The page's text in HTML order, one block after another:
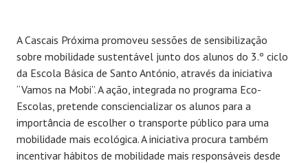
A Cascais Próxima promoveu sessões de sensibilização
sobre mobilidade sustentável junto dos alunos do 3.º ciclo
da Escola Básica de Santo António, através da iniciativa
“Vamos na Mobi”. A ação, integrada no programa Eco-
Escolas, pretende consciencializar os alunos para a
importância de escolher o transporte público para uma
mobilidade mais ecológica. A iniciativa procura também
incentivar hábitos de mobilidade mais responsáveis desde